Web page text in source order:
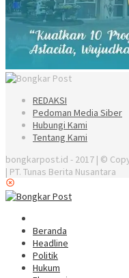
REDAKSI
Pedoman Media Siber
Hubungi Kami
Tentang Kami
bongkarpost.id - 2017 | ©
| PT. Tunas Berita Nusantara
Beranda
Headline
Politik
Hukum